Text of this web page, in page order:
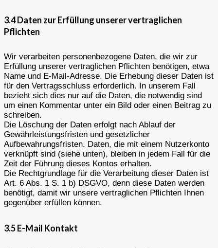
3.4 Daten zur Erfüllung unserer vertraglichen
Pflichten
Wir verarbeiten personenbezogene Daten, die wir zur
Erfüllung unserer vertraglichen Pflichten benötigen, etwa
Name und E-Mail-Adresse. Die Erhebung dieser Daten ist
für den Vertragsschluss erforderlich. In unserem Fall
bezieht sich dies nur auf die Daten, die notwendig sind
um einen Kommentar unter ein Bild oder einen Beitrag zu
schreiben.
Die Löschung der Daten erfolgt nach Ablauf der
Gewährleistungsfristen und gesetzlicher
Aufbewahrungsfristen. Daten, die mit einem Nutzerkonto
verknüpft sind (siehe unten), bleiben in jedem Fall für die
Zeit der Führung dieses Kontos erhalten.
Die Rechtgrundlage für die Verarbeitung dieser Daten ist
Art. 6 Abs. 1 S. 1 b) DSGVO, denn diese Daten werden
benötigt, damit wir unsere vertraglichen Pflichten Ihnen
gegenüber erfüllen können.
3.5 E-Mail Kontakt